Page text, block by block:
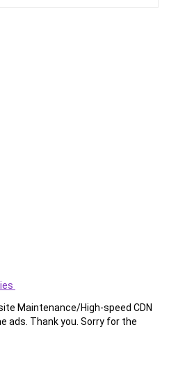
Maintenance/High-speed CDN
ads. Thank you. Sorry for the